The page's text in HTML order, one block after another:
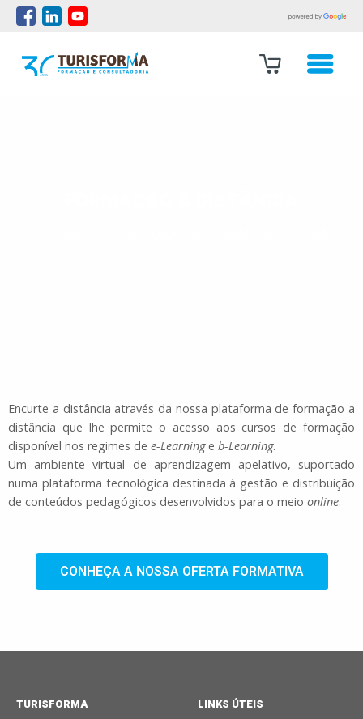
Encurte a distância através da nossa plataforma de formação a
distância que lhe permite o acesso aos cursos de formação
disponível nos regimes de e-Learninge b-Learning.
Um ambiente virtual de aprendizagem apelativo, suportado
numa plataforma tecnológica destinada à gestão e distribuição
de conteúdos pedagógicos desenvolvidos para o meio online.
CONHEÇA A NOSSA OFERTA FORMATIVA
TURISFORMA LINKS ÚTEIS